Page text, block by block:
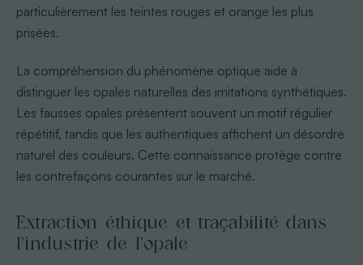
particulièrement les teintes rouges et orange les plus
prisées.
La compréhension du phénomène optique aide à
distinguer les opales naturelles des imitations synthétiques.
Les fausses opales présentent souvent un motif régulier
répétitif, tandis que les authentiques affichent un désordre
naturel des couleurs. Cette connaissance protège contre
les contrefaçons courantes sur le marché.
Extraction éthique et traçabilité dans
l’industrie de l’opale